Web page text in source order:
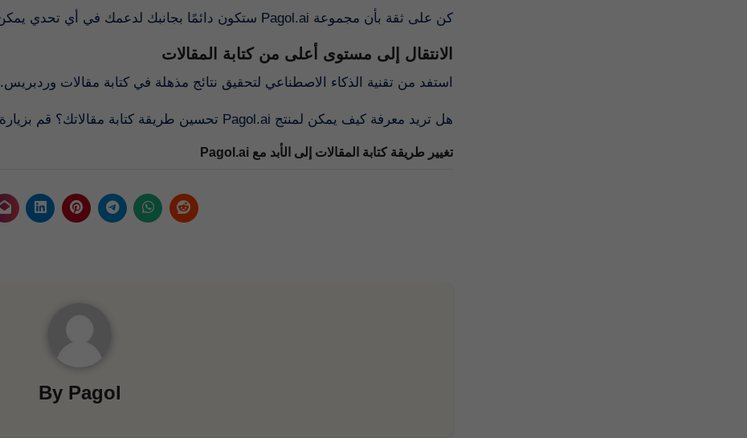
كن على ثقة بأن مجموعة Pagol.ai ستكون دائمًا بجانبك لدعمك في أي تحدي يمكن أن تواجهه أثناء استخدام منتجاتنا.
الانتقال إلى مستوى أعلى من كتابة المقالات
استفد من تقنية الذكاء الاصطناعي لتحقيق نتائج مذهلة في كتابة مقالات وردبريس.
هل تريد معرفة كيف يمكن لمنتج Pagol.ai تحسين طريقة كتابة مقالاتك؟ قم بزيارة صفحتنا على الويب لمزيد من المعلومات:
تغيير طريقة كتابة المقالات إلى الأبد مع Pagol.ai
By Pagol